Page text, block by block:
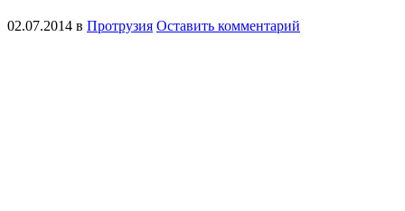
02.07.2014 в Протрузия Оставить комментарий